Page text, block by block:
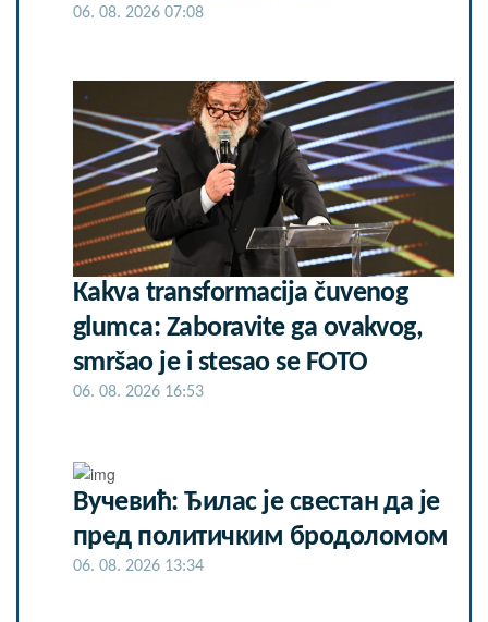
06. 08. 2026 07:08
Kakva transformacija čuvenog
glumca: Zaboravite ga ovakvog,
smršao je i stesao se FOTO
06. 08. 2026 16:53
Вучевић: Ђилас је свестан да је
пред политичким бродоломом
06. 08. 2026 13:34